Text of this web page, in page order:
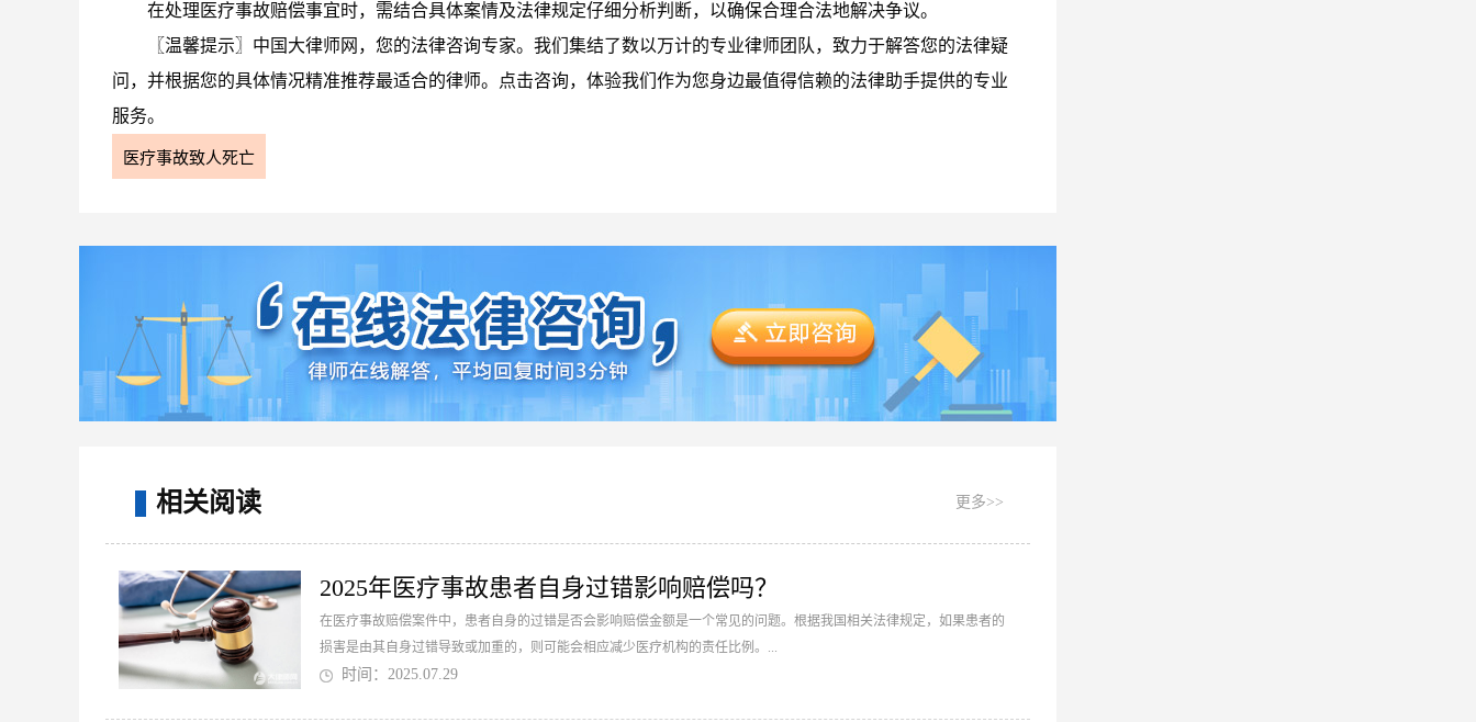
在处理医疗事故赔偿事宜时，需结合具体案情及法律规定仔细分析判断，以确保合理合法地解决争议。
〖温馨提示〗中国大律师网，您的法律咨询专家。我们集结了数以万计的专业律师团队，致力于解答您的法律疑
问，并根据您的具体情况精准推荐最适合的律师。点击咨询，体验我们作为您身边最值得信赖的法律助手提供的专业
服务。
医疗事故致人死亡
相关阅读 更多>>
2025年医疗事故患者自身过错影响赔偿吗？
在医疗事故赔偿案件中，患者自身的过错是否会影响赔偿金额是一个常见的问题。根据我国相关法律规定，如果患者的
损害是由其自身过错导致或加重的，则可能会相应减少医疗机构的责任比例。...
时间：2025.07.29